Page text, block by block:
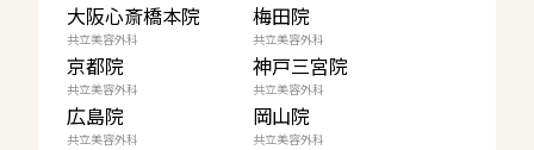
大阪心斎橋本院 梅田院
共立美容外科
京都院
共立美容外科
神戸三宮院
共立美容外科
広島院
共立美容外科
岡山院
共立美容外科 共立美容外科